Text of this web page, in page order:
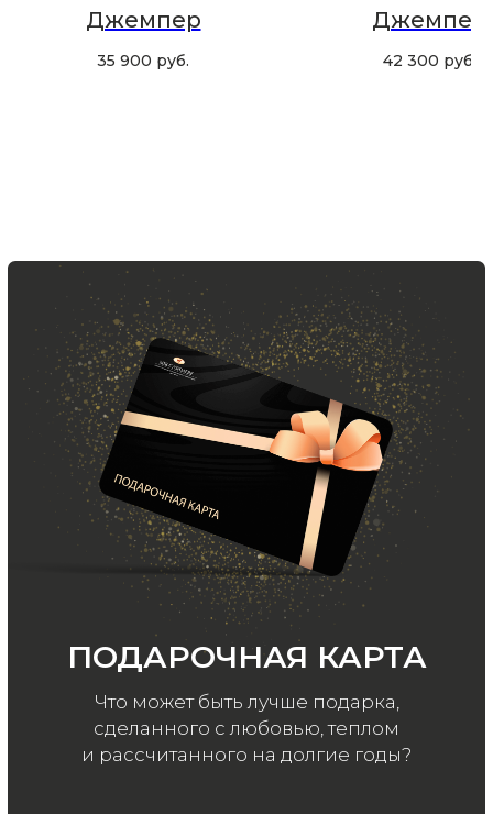
Джемпер
35 900 руб.
Джемпер
42 300 руб.
Ваш e-mail
ООО «МИР КАШЕМИРА» © 2023
Все права защищены.
конфиденциальности